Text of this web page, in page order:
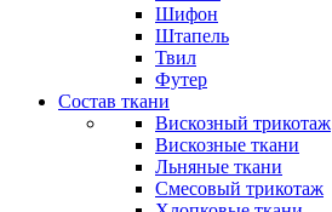
Шифон
Штапель
Твил
Футер
Состав ткани
Вискозный трикотаж
Вискозные ткани
Льняные ткани
Смесовый трикотаж